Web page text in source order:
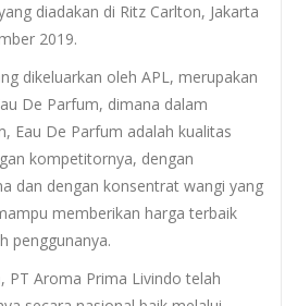
diadakan di Ritz Carlton, Jakarta
2019.
dikeluarkan oleh APL, merupakan
De Parfum, dimana dalam
Eau De Parfum adalah kualitas
kompetitornya, dengan
dan dengan konsentrat wangi yang
memberikan harga terbaik
penggunanya.
PT Aroma Prima Livindo telah